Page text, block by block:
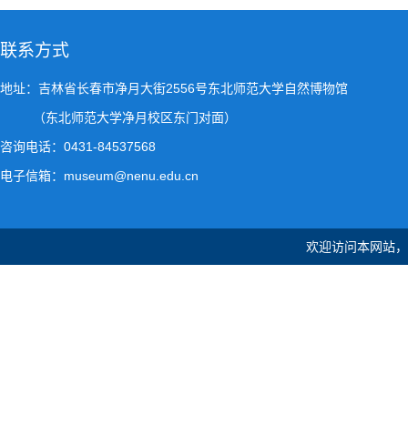
联系方式
地址：吉林省长春市净月大街2556号东北师范大学自然博物馆
（东北师范大学净月校区东门对面）
咨询电话：0431-84537568
电子信箱：museum@nenu.edu.cn
欢迎访问本网站